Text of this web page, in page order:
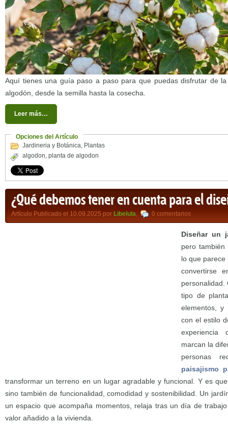
Aquí tienes una guía paso a paso para que puedas disfrutar de
algodón, desde la semilla hasta la cosecha.
Leer más…
Opciones del Artículo
Jardineria y Botánica Plantas
algodon planta de algodon
¿Qué debemos tener en cuenta para el
Artículo Publicado el 10.09.2025 por Libelula 0 comentarios
Diseñar un
pero también
lo que
convertirse
personalidad.
tipo de
elementos, y
con el estilo
experiencia
marcan la
personas
paisajismo
transformar un terreno en un lugar agradable y funcional. Y es
sino también de funcionalidad, comodidad y sostenibilidad. Un
un espacio que acompaña momentos, relaja tras un día de
valor añadido a la vivienda.